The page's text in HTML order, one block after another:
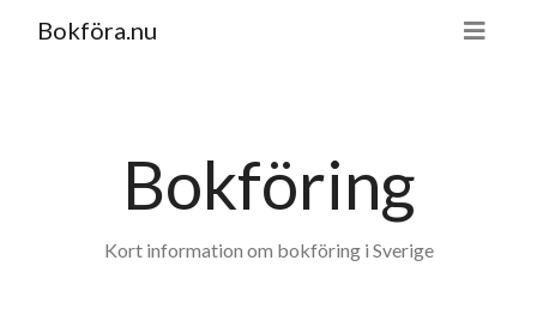
Bokföra.nu
Bokföring
Kort information om bokföring i Sverige